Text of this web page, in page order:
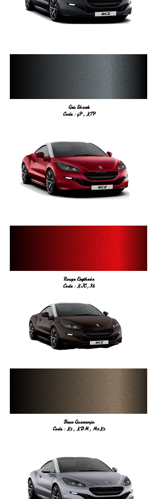
Gris Shark
Code : 9P , KTP
Rouge Erythrée
Code : KJC , X6
Brun Guaranja
Code : K2 , KDM , M0K2